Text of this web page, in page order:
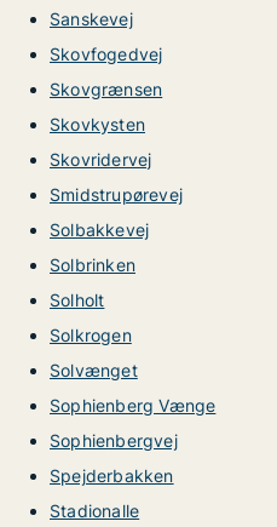
Sanskevej
Skovfogedvej
Skovgrænsen
Skovkysten
Skovridervej
Smidstrupørevej
Solbakkevej
Solbrinken
Solholt
Solkrogen
Solvænget
Sophienberg Vænge
Sophienbergvej
Spejderbakken
Stadionalle